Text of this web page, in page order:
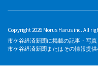
Copyright 2026 Morus Harus inc. All
市ケ谷経済新聞に掲載の記事・写
市ケ谷経済新聞またはその情報提供